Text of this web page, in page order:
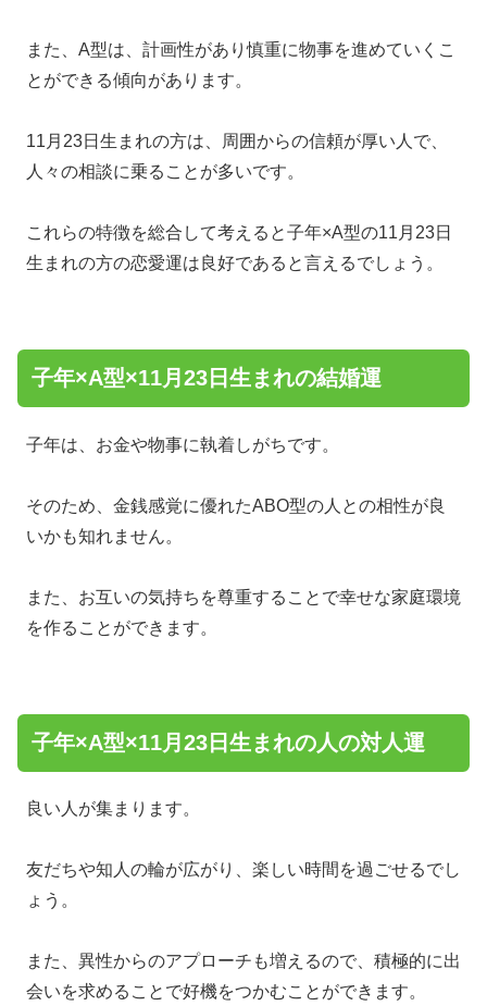
また、A型は、計画性があり慎重に物事を進めていくこ
とができる傾向があります。
11月23日生まれの方は、周囲からの信頼が厚い人で、
人々の相談に乗ることが多いです。
これらの特徴を総合して考えると子年×A型の11月23日
生まれの方の恋愛運は良好であると言えるでしょう。
子年×A型×11月23日生まれの結婚運
子年は、お金や物事に執着しがちです。
そのため、金銭感覚に優れたABO型の人との相性が良
いかも知れません。
また、お互いの気持ちを尊重することで幸せな家庭環境
を作ることができます。
子年×A型×11月23日生まれの人の対人運
良い人が集まります。
友だちや知人の輪が広がり、楽しい時間を過ごせるでし
ょう。
また、異性からのアプローチも増えるので、積極的に出
会いを求めることで好機をつかむことができます。